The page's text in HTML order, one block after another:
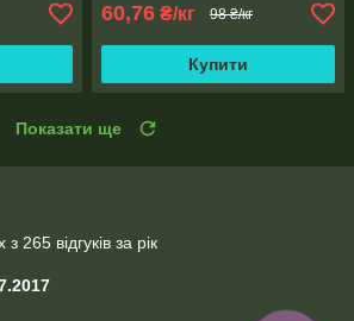
60,76 ₴/кг 98 ₴/кг
Купити
Показати ще
265 відгуків за рік